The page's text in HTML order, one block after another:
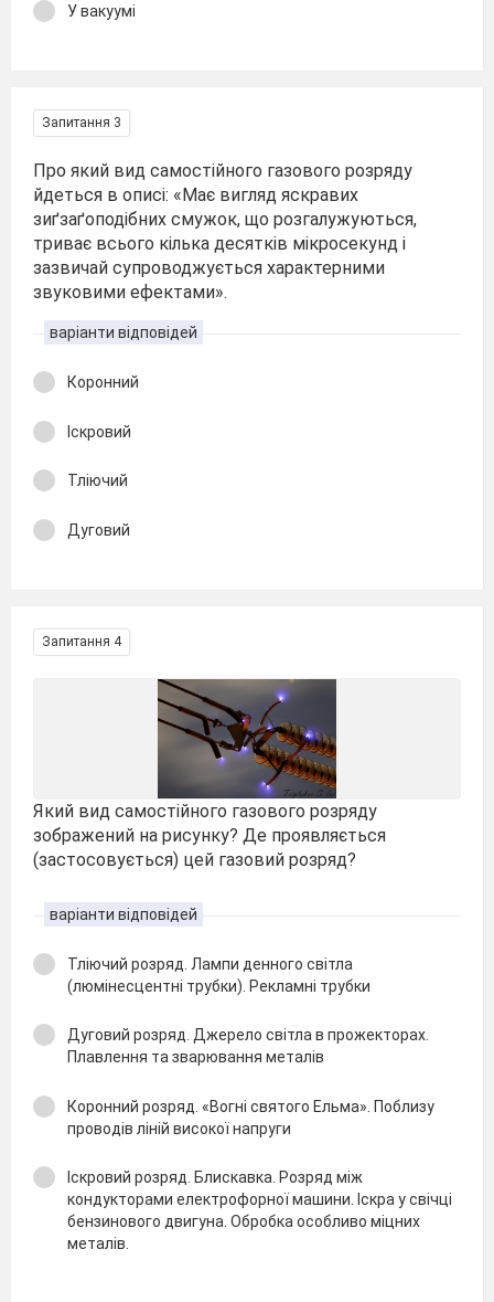
У вакуумі
Запитання 3
Про який вид самостійного газового розряду
йдеться в описі: «Має вигляд яскравих
зиґзаґоподібних смужок, що розгалужуються,
триває всього кілька десятків мікросекунд і
зазвичай супроводжується характерними
звуковими ефектами».
варіанти відповідей
Коронний
Іскровий
Тліючий
Дуговий
Запитання 4
Який вид самостійного газового розряду
зображений на рисунку? Де проявляється
(застосовується) цей газовий розряд?
варіанти відповідей
Тліючий розряд. Лампи денного світла
(люмінесцентні трубки). Рекламні трубки
Дуговий розряд. Джерело світла в прожекторах.
Плавлення та зварювання металів
Коронний розряд. «Вогні святого Ельма». Поблизу
проводів ліній високої напруги
Іскровий розряд. Блискавка. Розряд між
кондукторами електрофорної машини. Іскра у свічці
бензинового двигуна. Обробка особливо міцних
металів.